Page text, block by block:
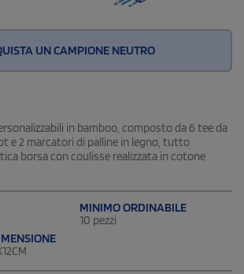
UN CAMPIONE NEUTRO
in bamboo, composto da 6 tee da
e 2 marcatori di palline in legno, tutto
borsa con coulisse realizzata in cotone
MINIMO ORDINABILE
10 pezzi